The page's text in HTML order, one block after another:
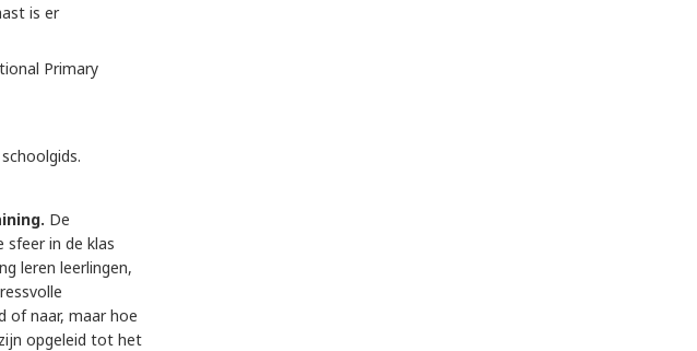
is er
Primary
De
in de klas
leren leerlingen,
of naar, maar hoe
opgeleid tot het